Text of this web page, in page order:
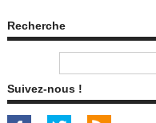
Recherche
Suivez-nous !